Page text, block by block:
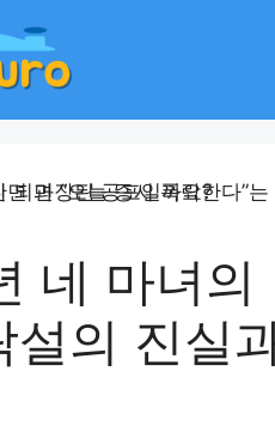
네 마녀의
설의 진실